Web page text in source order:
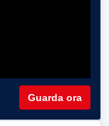
Guarda ora